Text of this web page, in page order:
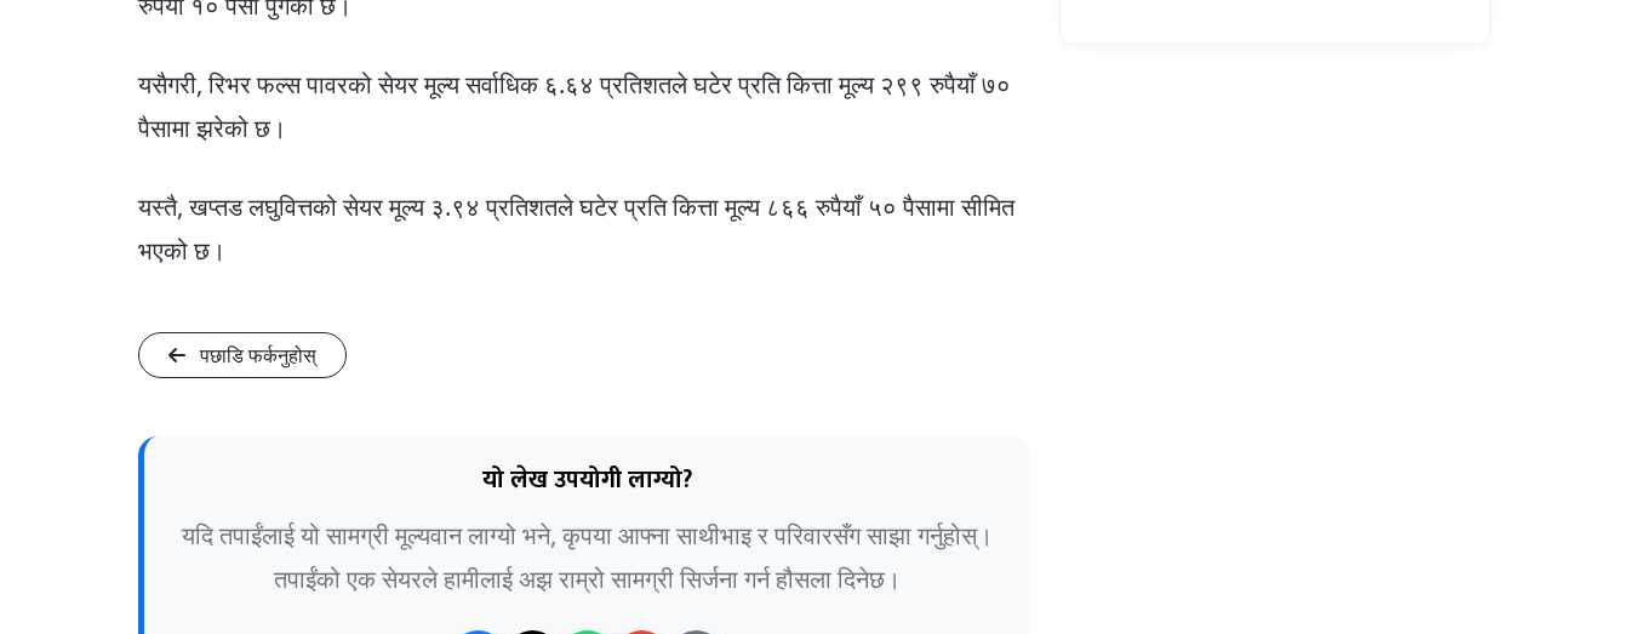
यसैगरी, रिभर फल्स पावरको सेयर मूल्य सर्वाधिक ६.६४ प्रतिशतले घटेर प्रति कित्ता मूल्य २९९ रुपैयाँ ७०
पैसामा झरेको छ।
यस्तै, खप्तड लघुवित्तको सेयर मूल्य ३.९४ प्रतिशतले घटेर प्रति कित्ता मूल्य ८६६ रुपैयाँ ५० पैसामा सीमित
भएको छ।
पछाडि फर्कनुहोस्
यो लेख उपयोगी लाग्यो?
यदि तपाईंलाई यो सामग्री मूल्यवान लाग्यो भने, कृपया आफ्ना साथीभाइ र परिवारसँग साझा गर्नुहोस्।
तपाईंको एक सेयरले हामीलाई अझ राम्रो सामग्री सिर्जना गर्न हौसला दिनेछ।